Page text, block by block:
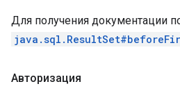
Для получения документации
Авторизация